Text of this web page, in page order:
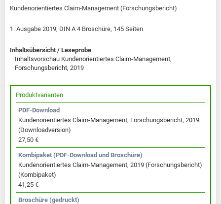
Kundenorientiertes Claim-Management (Forschungsbericht)
1. Ausgabe 2019, DIN A 4 Broschüre, 145 Seiten
Inhaltsübersicht / Leseprobe
Inhaltsvorschau Kundenorientiertes Claim-Management,
Forschungsbericht, 2019
Produktvarianten
PDF-Download
Kundenorientiertes Claim-Management, Forschungsbericht, 2019
(Downloadversion)
27,50 €
Kombipaket (PDF-Download und Broschüre)
Kundenorientiertes Claim-Management, 2019 (Forschungsbericht)
(Kombipaket)
41,25 €
Broschüre (gedruckt)